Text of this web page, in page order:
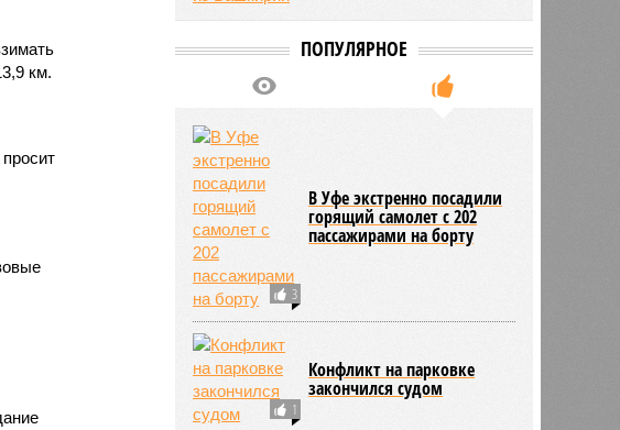
км.
ПОПУЛЯРНОЕ
3
В Уфе экстренно посадили
горящий самолет с 202
пассажирами на борту
1
Конфликт на парковке
закончился судом